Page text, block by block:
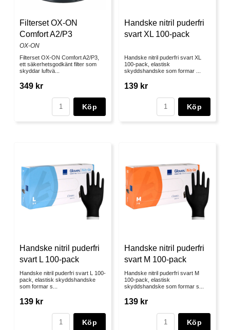
Filterset OX-ON
Comfort A2/P3
OX-ON
Filterset OX-ON Comfort A2/P3,
ett säkerhetsgodkänt filter som
skyddar luftvä...
349 kr
Köp
Handske nitril puderfri
svart XL 100-pack
Handske nitril puderfri svart XL
100-pack, elastisk
skyddshandske som formar ...
139 kr
Köp
Handske nitril puderfri
svart L 100-pack
Handske nitril puderfri svart L 100-
pack, elastisk skyddshandske
som formar s...
139 kr
Köp
Handske nitril puderfri
svart M 100-pack
Handske nitril puderfri svart M
100-pack, elastisk
skyddshandske som formar s...
139 kr
Köp